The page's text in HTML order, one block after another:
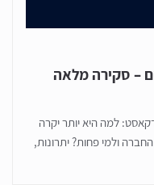
– סקירה מלאה
למה היא יותר יקרה
ולמי פחות? יתרונות,